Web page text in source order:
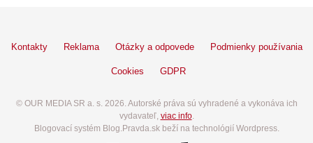
Kontakty Reklama Otázky a odpovede Podmienky používania
Cookies GDPR
© OUR MEDIA SR a. s. 2026. Autorské práva sú vyhradené a vykonáva ich
vydavateľ, viac info.
Blogovací systém Blog.Pravda.sk beží na technológií Wordpress.